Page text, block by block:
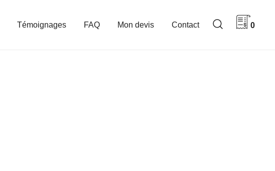
Témoignages FAQ Mon devis Contact 0